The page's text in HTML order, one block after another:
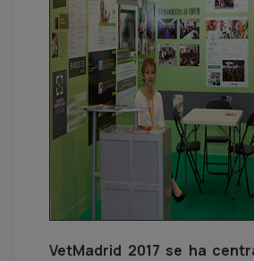
VetMadrid 2017 se ha